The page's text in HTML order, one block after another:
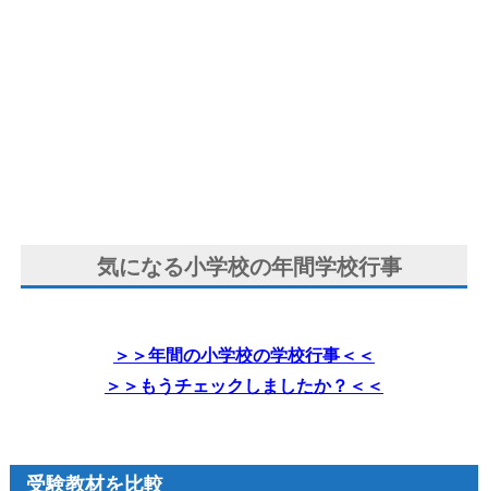
気になる小学校の年間学校行事
＞＞年間の小学校の学校行事＜＜
＞＞もうチェックしましたか？＜＜
受験教材を比較